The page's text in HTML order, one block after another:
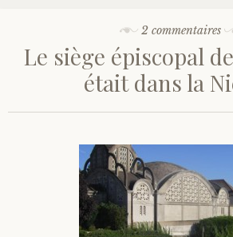
2 commentaires
Le siège épiscopal
était dans la